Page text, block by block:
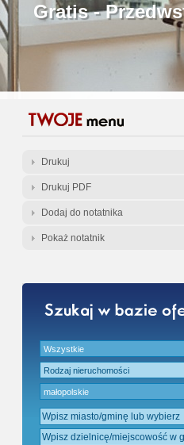
Gratis -
Drukuj
Drukuj PDF
Dodaj do notatnika
Pokaż notatnik